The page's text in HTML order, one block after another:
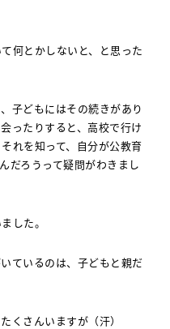
何とかしないと、と思った
子どもにはその続きがあり
ったりすると、高校で行け
れを知って、自分が公教育
だろうって疑問がわきまし
した。
ているのは、子どもと親だ
くさんいますが（汗）